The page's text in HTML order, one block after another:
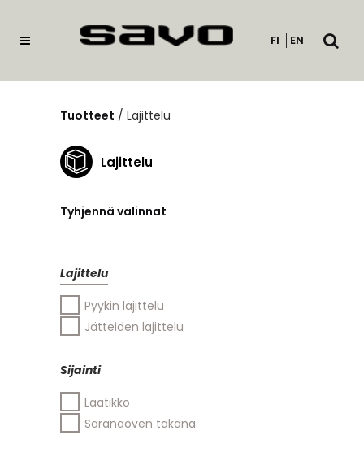
FI EN
Avaa
Tuotteet / Lajittelu
Lajittelu
Tyhjennä valinnat
Lajittelu
Pyykin lajittelu
Jätteiden lajittelu
Sijainti
Laatikko
Saranaoven takana